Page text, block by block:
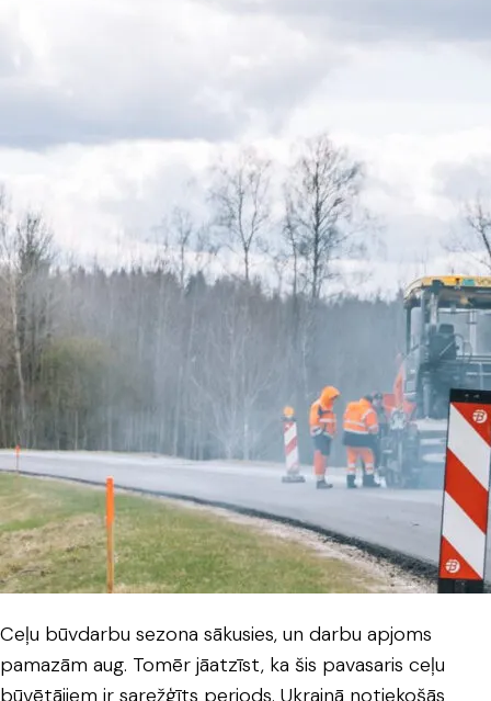
Ceļu būvdarbu sezona sākusies, un darbu apjoms
pamazām aug. Tomēr jāatzīst, ka šis pavasaris ceļu